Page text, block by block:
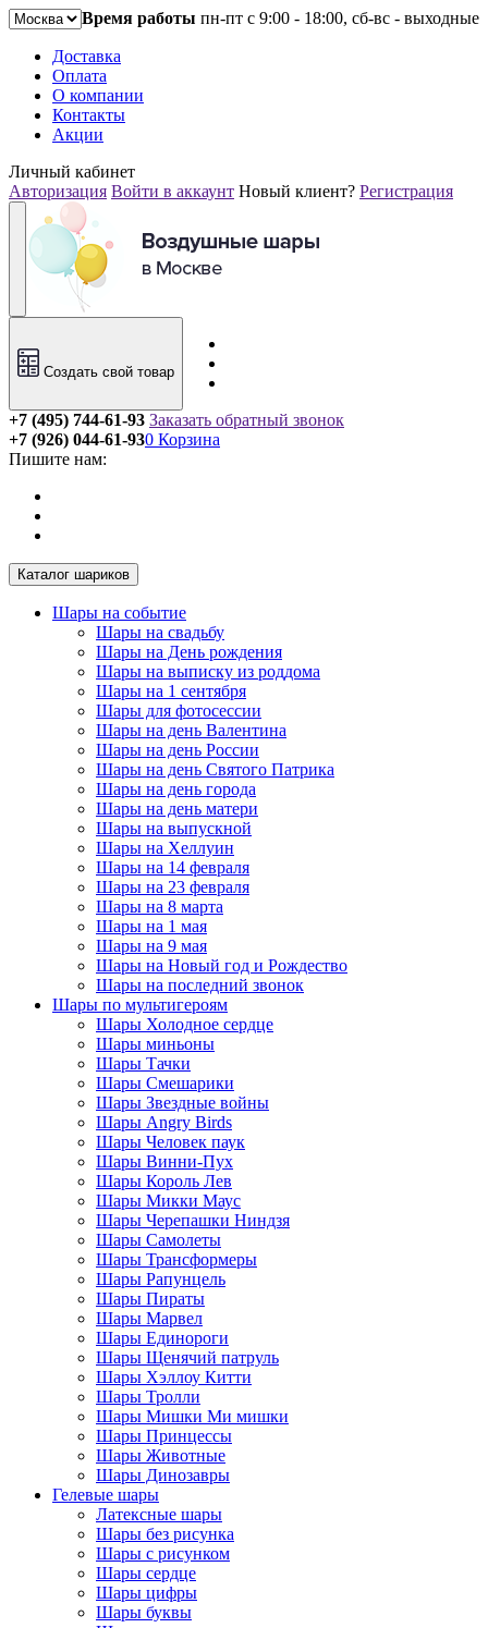
Время работы пн-пт с 9:00 - 18:00, сб-вс - выходные
Доставка
Оплата
О компании
Контакты
Акции
Личный кабинет
Авторизация Войти в аккаунт Новый клиент? Регистрация
Создать свой товар
+7 (495) 744-61-93 Заказать обратный звонок
+7 (926) 044-61-93
Пишите нам:
0 Корзина
Каталог шариков
Шары на событие
Шары на свадьбу
Шары на День рождения
Шары на выписку из роддома
Шары на 1 сентября
Шары для фотосессии
Шары на день Валентина
Шары на день России
Шары на день Святого Патрика
Шары на день города
Шары на день матери
Шары на выпускной
Шары на Хеллуин
Шары на 14 февраля
Шары на 23 февраля
Шары на 8 марта
Шары на 1 мая
Шары на 9 мая
Шары на Новый год и Рождество
Шары на последний звонок
Шары по мультигероям
Шары Холодное сердце
Шары миньоны
Шары Тачки
Шары Смешарики
Шары Звездные войны
Шары Angry Birds
Шары Человек паук
Шары Винни-Пух
Шары Король Лев
Шары Микки Маус
Шары Черепашки Ниндзя
Шары Самолеты
Шары Трансформеры
Шары Рапунцель
Шары Пираты
Шары Марвел
Шары Единороги
Шары Щенячий патруль
Шары Хэллоу Китти
Шары Тролли
Шары Мишки Ми мишки
Шары Принцессы
Шары Животные
Шары Динозавры
Гелевые шары
Латексные шары
Шары без рисунка
Шары с рисунком
Шары сердце
Шары цифры
Шары буквы